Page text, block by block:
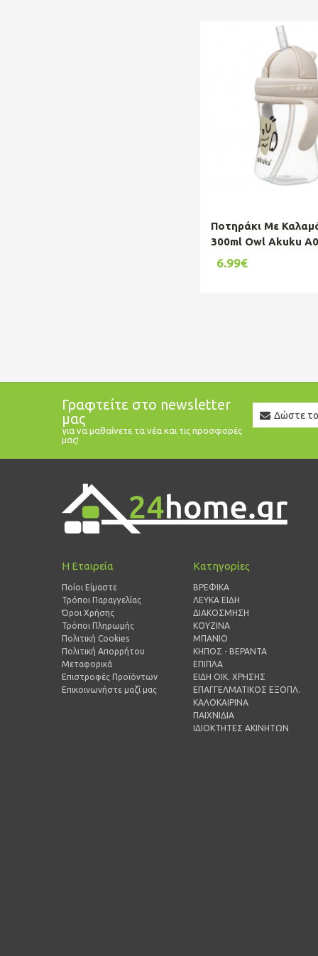
Ποτηράκι Με
300ml Owl Akuku
6.99€
Γραφτείτε στο newsletter
μας
για να μαθαίνετε τα νέα και τις προσφορές
μας!
Email
Η Εταιρεία
Ποίοι Είμαστε
Τρόποι Παραγγελίας
Όροι Χρήσης
Τρόποι Πληρωμής
Πολιτική Cookies
Πολιτική Απορρήτου
Μεταφορικά
Επιστροφές Προϊόντων
Επικοινωνήστε μαζί μας
Κατηγορίες
ΒΡΕΦΙΚΑ
ΛΕΥΚΑ ΕΙΔΗ
ΔΙΑΚΟΣΜΗΣΗ
ΚΟΥΖΙΝΑ
ΜΠΑΝΙΟ
ΚΗΠΟΣ - ΒΕΡΑΝΤΑ
ΕΠΙΠΛΑ
ΕΙΔΗ ΟΙΚ. ΧΡΗΣΗΣ
ΕΠΑΓΓΕΛΜΑΤΙΚΟΣ ΕΞΟΠΛ.
ΚΑΛΟΚΑΙΡΙΝΑ
ΠΑΙΧΝΙΔΙΑ
ΙΔΙΟΚΤΗΤΕΣ ΑΚΙΝΗΤΩΝ